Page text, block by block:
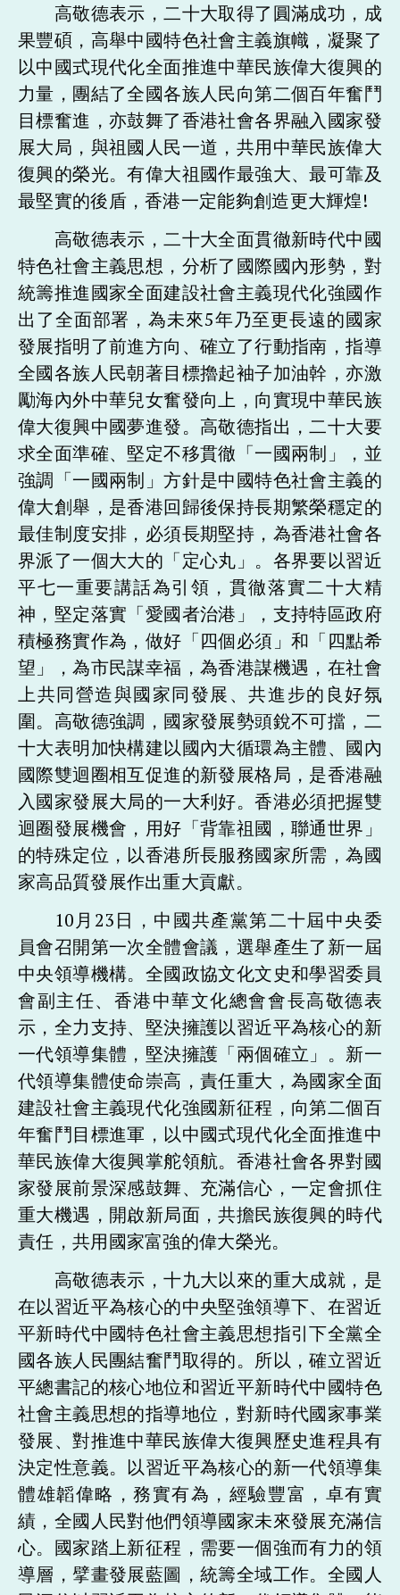
高敬德表示，二十大取得了圓滿成功，成
果豐碩，高舉中國特色社會主義旗幟，凝聚了
以中國式現代化全面推進中華民族偉大復興的
力量，團結了全國各族人民向第二個百年奮鬥
目標奮進，亦鼓舞了香港社會各界融入國家發
展大局，與祖國人民一道，共用中華民族偉大
復興的榮光。有偉大祖國作最強大、最可靠及
最堅實的後盾，香港一定能夠創造更大輝煌!
高敬德表示，二十大全面貫徹新時代中國
特色社會主義思想，分析了國際國內形勢，對
統籌推進國家全面建設社會主義現代化強國作
出了全面部署，為未來5年乃至更長遠的國家
發展指明了前進方向、確立了行動指南，指導
全國各族人民朝著目標擼起袖子加油幹，亦激
勵海內外中華兒女奮發向上，向實現中華民族
偉大復興中國夢進發。高敬德指出，二十大要
求全面準確、堅定不移貫徹「一國兩制」，並
強調「一國兩制」方針是中國特色社會主義的
偉大創舉，是香港回歸後保持長期繁榮穩定的
最佳制度安排，必須長期堅持，為香港社會各
界派了一個大大的「定心丸」。各界要以習近
平七一重要講話為引領，貫徹落實二十大精
神，堅定落實「愛國者治港」，支持特區政府
積極務實作為，做好「四個必須」和「四點希
望」，為市民謀幸福，為香港謀機遇，在社會
上共同營造與國家同發展、共進步的良好氛
圍。高敬德強調，國家發展勢頭銳不可擋，二
十大表明加快構建以國內大循環為主體、國內
國際雙迴圈相互促進的新發展格局，是香港融
入國家發展大局的一大利好。香港必須把握雙
迴圈發展機會，用好「背靠祖國，聯通世界」
的特殊定位，以香港所長服務國家所需，為國
家高品質發展作出重大貢獻。
10月23日，中國共產黨第二十屆中央委
員會召開第一次全體會議，選舉產生了新一屆
中央領導機構。全國政協文化文史和學習委員
會副主任、香港中華文化總會會長高敬德表
示，全力支持、堅決擁護以習近平為核心的新
一代領導集體，堅決擁護「兩個確立」。新一
代領導集體使命崇高，責任重大，為國家全面
建設社會主義現代化強國新征程，向第二個百
年奮鬥目標進軍，以中國式現代化全面推進中
華民族偉大復興掌舵領航。香港社會各界對國
家發展前景深感鼓舞、充滿信心，一定會抓住
重大機遇，開啟新局面，共擔民族復興的時代
責任，共用國家富強的偉大榮光。
高敬德表示，十九大以來的重大成就，是
在以習近平為核心的中央堅強領導下、在習近
平新時代中國特色社會主義思想指引下全黨全
國各族人民團結奮鬥取得的。所以，確立習近
平總書記的核心地位和習近平新時代中國特色
社會主義思想的指導地位，對新時代國家事業
發展、對推進中華民族偉大復興歷史進程具有
決定性意義。以習近平為核心的新一代領導集
體雄韜偉略，務實有為，經驗豐富，卓有實
績，全國人民對他們領導國家未來發展充滿信
心。國家踏上新征程，需要一個強而有力的領
導層，擘畫發展藍圖，統籌全域工作。全國人